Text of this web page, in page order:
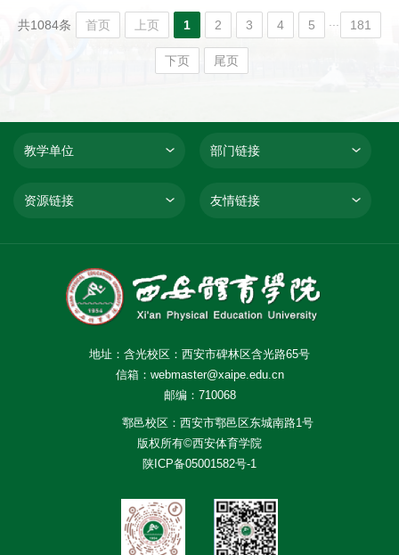
共1084条 首页 上页 1 2 3 4 5 181
下页 尾页
教学单位 部门链接
资源链接 友情链接
地址：含光校区：西安市碑林区含光路65号
信箱：webmaster@xaipe.edu.cn
邮编：710068
鄠邑校区：西安市鄠邑区东城南路1号
版权所有©西安体育学院
陕ICP备05001582号-1